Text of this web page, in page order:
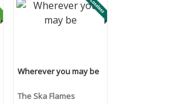
Wherever you may be
The Ska Flames